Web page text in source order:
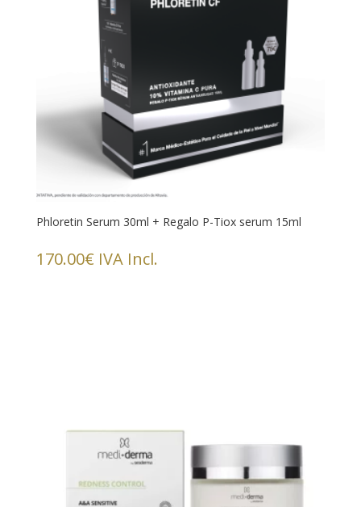
Phloretin Serum 30ml + Regalo P-Tiox serum 15ml
170.00€ IVA Incl.